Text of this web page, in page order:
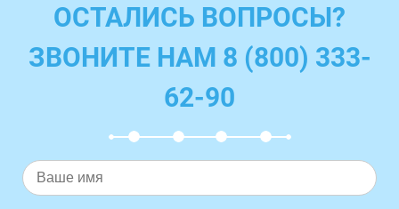
ОСТАЛИСЬ ВОПРОСЫ?
ЗВОНИТЕ НАМ 8 (800) 333-
62-90